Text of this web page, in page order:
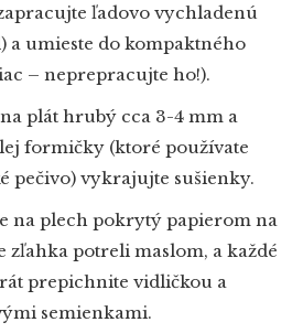
ľadovo vychladenú
a umieste do kompaktného
– neprepracujte ho!).
plát hrubý cca 3-4 mm a
formičky (ktoré používate
pečivo) vykrajujte sušienky.
na plech pokrytý papierom na
zľahka potreli maslom, a každé
prepichnite vidličkou a
semienkami.